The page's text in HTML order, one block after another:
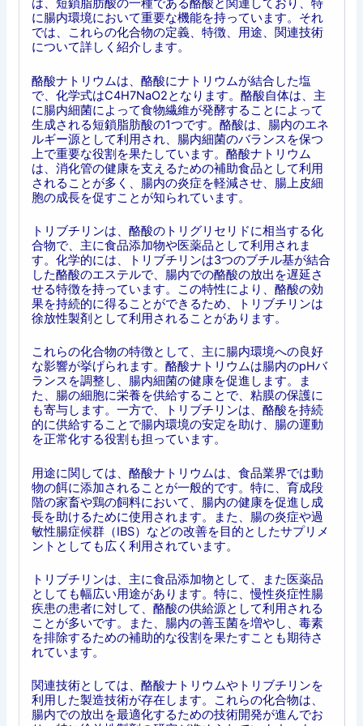
は、短鎖脂肪酸の一種である酪酸と関連しており、特
に腸内環境において重要な機能を持っています。それ
では、これらの化合物の定義、特徴、用途、関連技術
について詳しく紹介します。
酪酸ナトリウムは、酪酸にナトリウムが結合した塩
で、化学式はC4H7NaO2となります。酪酸自体は、主
に腸内細菌によって食物繊維が発酵することによって
生成される短鎖脂肪酸の1つです。酪酸は、腸内のエネ
ルギー源として利用され、腸内細菌のバランスを保つ
上で重要な役割を果たしています。酪酸ナトリウム
は、消化管の健康を支えるための補助食品として利用
されることが多く、腸内の炎症を軽減させ、腸上皮細
胞の成長を促すことが知られています。
トリブチリンは、酪酸のトリグリセリドに相当する化
合物で、主に食品添加物や医薬品として利用されま
す。化学的には、トリブチリンは3つのブチル基が結合
した酪酸のエステルで、腸内での酪酸の放出を遅延さ
せる特徴を持っています。この特性により、酪酸の効
果を持続的に得ることができるため、トリブチリンは
徐放性製剤として利用されることがあります。
これらの化合物の特徴として、主に腸内環境への良好
な影響が挙げられます。酪酸ナトリウムは腸内のpHバ
ランスを調整し、腸内細菌の健康を促進します。ま
た、腸の細胞に栄養を供給することで、粘膜の保護に
も寄与します。一方で、トリブチリンは、酪酸を持続
的に供給することで腸内環境の安定を助け、腸の運動
を正常化する役割も担っています。
用途に関しては、酪酸ナトリウムは、食品業界では動
物の餌に添加されることが一般的です。特に、育成段
階の家畜や鶏の飼料において、腸内の健康を促進し成
長を助けるために使用されます。また、腸の炎症や過
敏性腸症候群（IBS）などの改善を目的としたサプリメ
ントとしても広く利用されています。
トリブチリンは、主に食品添加物として、また医薬品
としても幅広い用途があります。特に、慢性炎症性腸
疾患の患者に対して、酪酸の供給源として利用される
ことが多いです。また、腸内の善玉菌を増やし、毒素
を排除するための補助的な役割を果たすことも期待さ
れています。
関連技術としては、酪酸ナトリウムやトリブチリンを
利用した製造技術が存在します。これらの化合物は、
腸内での放出を最適化するための技術開発が進んでお